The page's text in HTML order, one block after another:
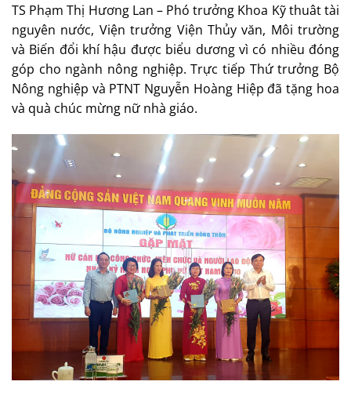
TS Phạm Thị Hương Lan – Phó trưởng Khoa Kỹ thuât tài
nguyên nước, Viện trưởng Viện Thủy văn, Môi trường
và Biến đổi khí hậu được biểu dương vì có nhiều đóng
góp cho ngành nông nghiệp. Trực tiếp Thứ trưởng Bộ
Nông nghiệp và PTNT Nguyễn Hoàng Hiệp đã tặng hoa
và quà chúc mừng nữ nhà giáo.